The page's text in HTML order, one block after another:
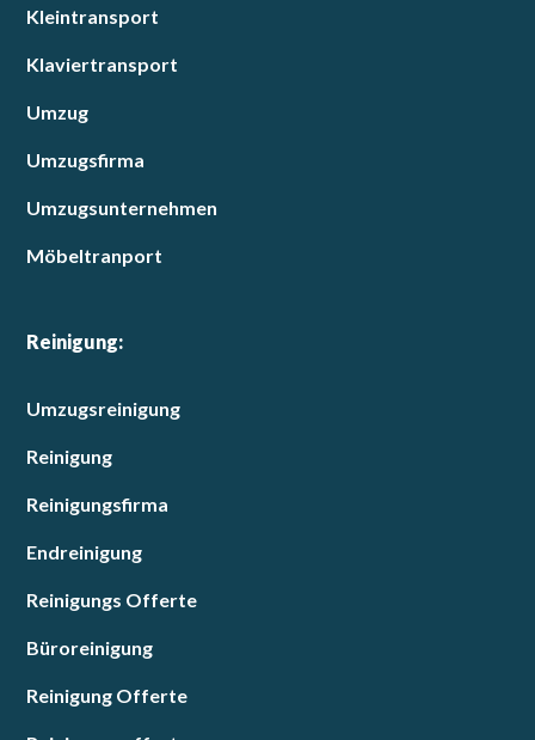
Kleintransport
Klaviertransport
Umzug
Umzugsfirma
Umzugsunternehmen
Möbeltranport
Reinigung:
Umzugsreinigung
Reinigung
Reinigungsfirma
Endreinigung
Reinigungs Offerte
Büroreinigung
Reinigung Offerte